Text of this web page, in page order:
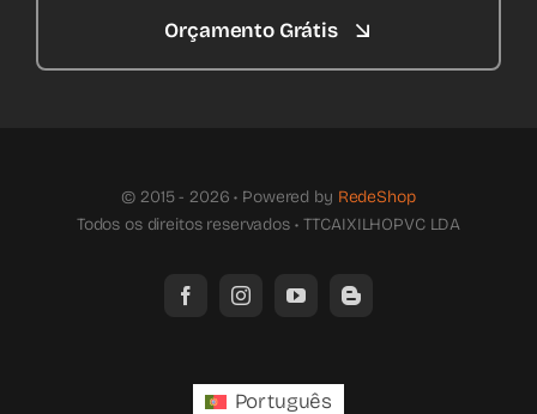
Orçamento Grátis
© 2015 - 2026 • Powered by RedeShop
Todos os direitos reservados • TTCAIXILHOPVC LDA
Português